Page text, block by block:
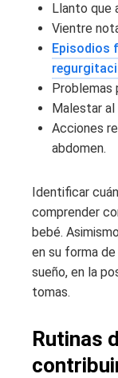
Llanto que
Vientre
Episodios
Problemas
Malestar
Acciones
abdomen.
Identificar
comprender
bebé.
en su forma
sueño, en la
tomas.
Rutinas